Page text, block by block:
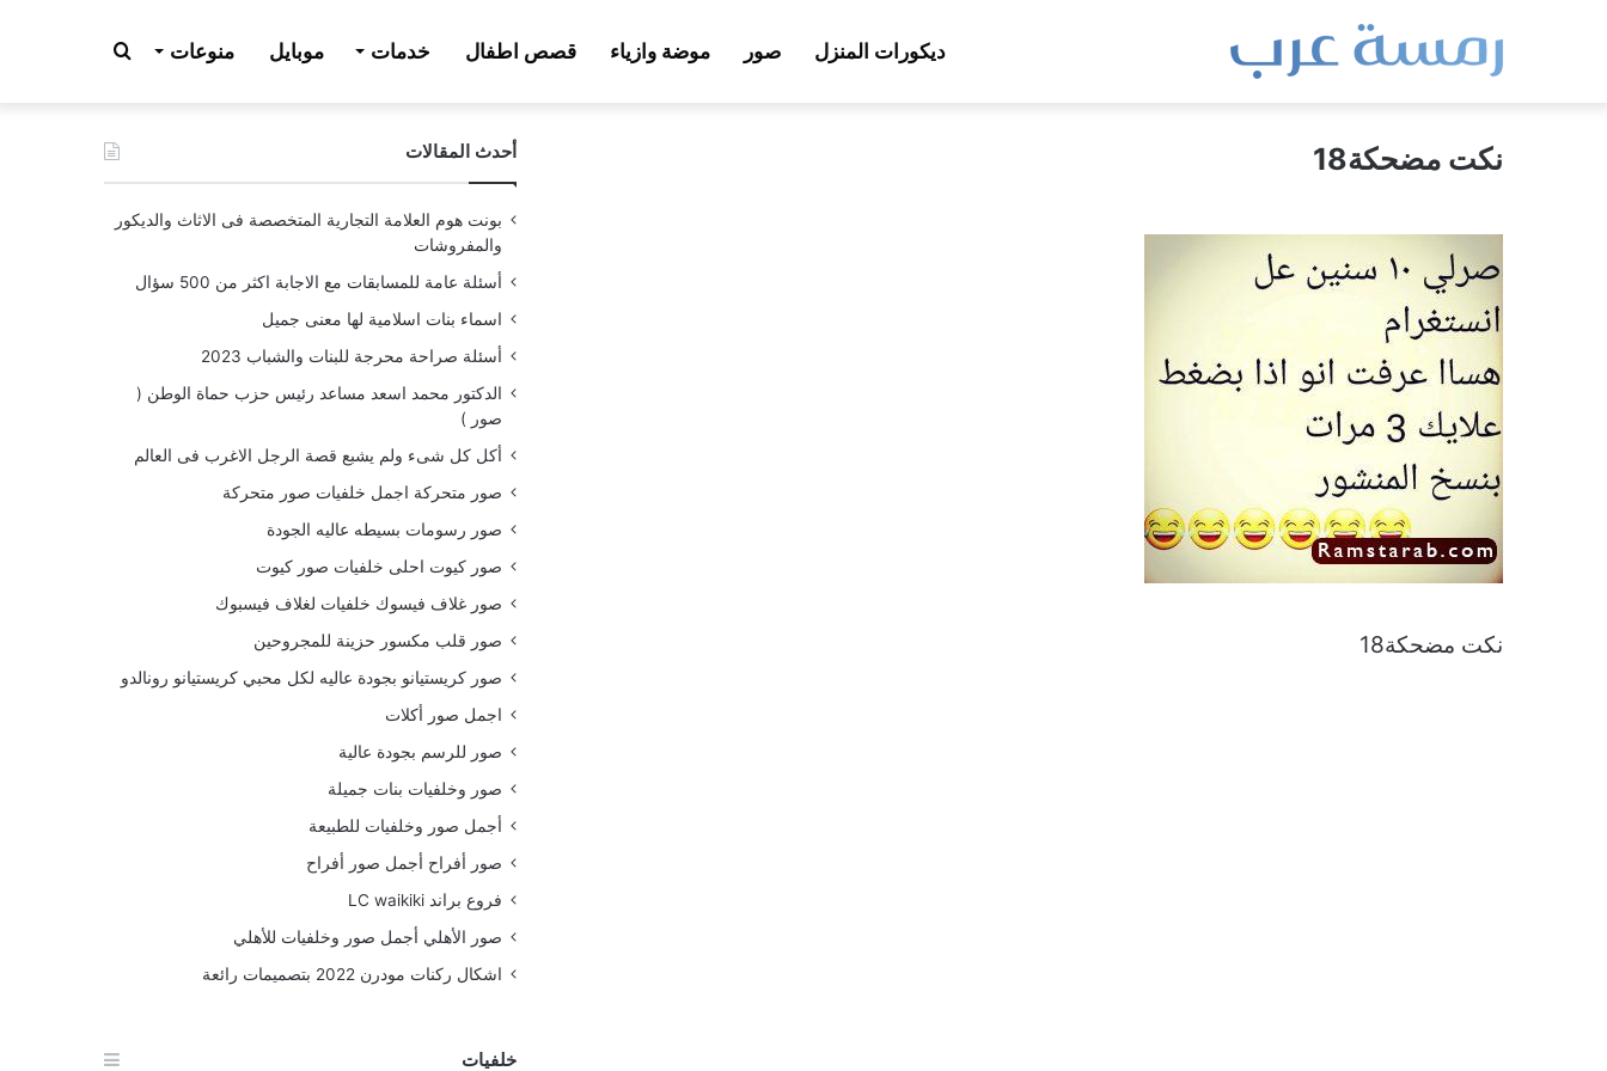
ديكورات المنزل صور موضة وازياء قصص اطفال خدمات موبايل منوعات بحث
عن نكت مضحكة18
نكت مضحكة18
أحدث المقالات
بونت هوم العلامة التجارية المتخصصة فى الاثاث والديكور
والمفروشات
أسئلة عامة للمسابقات مع الاجابة اكثر من 500 سؤال
اسماء بنات اسلامية لها معنى جميل
أسئلة صراحة محرجة للبنات والشباب 2023
الدكتور محمد اسعد مساعد رئيس حزب حماة الوطن (
صور )
أكل كل شىء ولم يشبع قصة الرجل الاغرب فى العالم
صور متحركة اجمل خلفيات صور متحركة
صور رسومات بسيطه عاليه الجودة
صور كيوت احلى خلفيات صور كيوت
صور غلاف فيسوك خلفيات لغلاف فيسبوك
صور قلب مكسور حزينة للمجروحين
صور كريستيانو بجودة عاليه لكل محبي كريستيانو رونالدو
اجمل صور أكلات
صور للرسم بجودة عالية
صور وخلفيات بنات جميلة
أجمل صور وخلفيات للطبيعة
صور أفراح أجمل صور أفراح
فروع براند LC waikiki
صور الأهلي أجمل صور وخلفيات للأهلي
اشكال ركنات مودرن 2022 بتصميمات رائعة
خلفيات